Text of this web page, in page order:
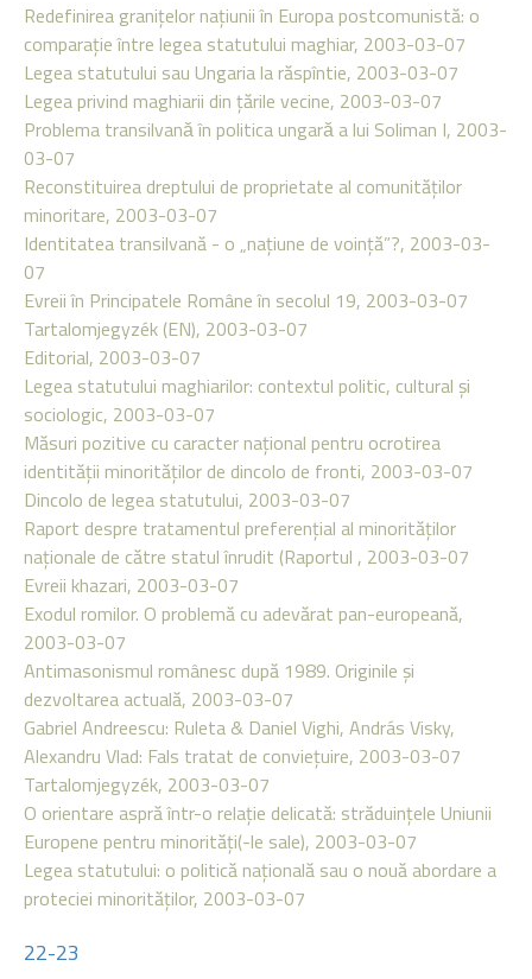
Redefinirea graniţelor naţiunii în Europa postcomunistă: o
comparaţie între legea statutului maghiar, 2003-03-07
Legea statutului sau Ungaria la răspîntie, 2003-03-07
Legea privind maghiarii din ţările vecine, 2003-03-07
Problema transilvană în politica ungară a lui Soliman I, 2003-
03-07
Reconstituirea dreptului de proprietate al comunităţilor
minoritare, 2003-03-07
Identitatea transilvană - o „naţiune de voinţă”?, 2003-03-
07
Evreii în Principatele Române în secolul 19, 2003-03-07
Tartalomjegyzék (EN), 2003-03-07
Editorial, 2003-03-07
Legea statutului maghiarilor: contextul politic, cultural şi
sociologic, 2003-03-07
Măsuri pozitive cu caracter naţional pentru ocrotirea
identităţii minorităţilor de dincolo de fronti, 2003-03-07
Dincolo de legea statutului, 2003-03-07
Raport despre tratamentul preferenţial al minorităţilor
naţionale de către statul înrudit (Raportul , 2003-03-07
Evreii khazari, 2003-03-07
Exodul romilor. O problemă cu adevărat pan-europeană,
2003-03-07
Antimasonismul românesc după 1989. Originile şi
dezvoltarea actuală, 2003-03-07
Gabriel Andreescu: Ruleta & Daniel Vighi, András Visky,
Alexandru Vlad: Fals tratat de convieţuire, 2003-03-07
Tartalomjegyzék, 2003-03-07
O orientare aspră într-o relaţie delicată: străduinţele Uniunii
Europene pentru minorităţi(-le sale), 2003-03-07
Legea statutului: o politică naţională sau o nouă abordare a
proteciei minorităţilor, 2003-03-07
22-23